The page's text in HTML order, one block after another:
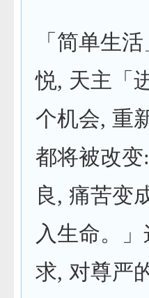
「简单生
悦, 天主「
个机会, 重
都将被改
良, 痛苦变
入生命。
求, 对尊严